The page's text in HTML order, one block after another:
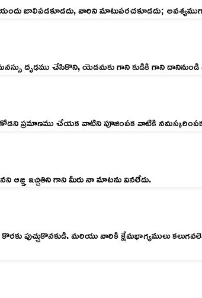
జాలిపడకూడదు, వారిని మాటుపరచకూడదు;
దృఢము చేసికొని, యెడమకు గాని కుడికి గాని
ప్రమాణము చేయక వాటిని పూజింపక వాటికి
ఆజ్ఞ ఇచ్చితిని గాని మీరు నా మాటను వినలేదు.
పుచ్చుకొనకుడి. మరియు వారికి క్షేమభాగ్యములు